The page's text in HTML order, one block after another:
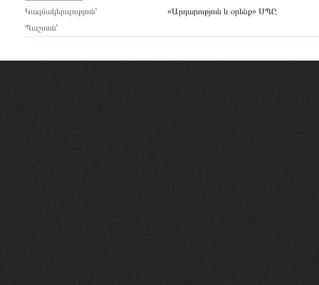
Կազմակերպություն՝
«Արդարություն և օրենք» ՍՊԸ
Պաշտոն՝